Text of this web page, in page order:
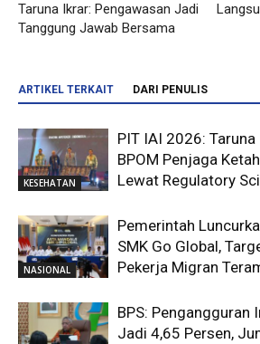
Taruna Ikrar: Pengawasan Jadi
Tanggung Jawab Bersama
ARTIKEL TERKAIT DARI PENULIS
KESEHATAN
PIT IAI 2026:
BPOM Penjaga
Lewat Regulatory
NASIONAL
Pemerintah
SMK Go Global,
Pekerja Migran
BPS: Pengangguran
Jadi 4,65 Persen,